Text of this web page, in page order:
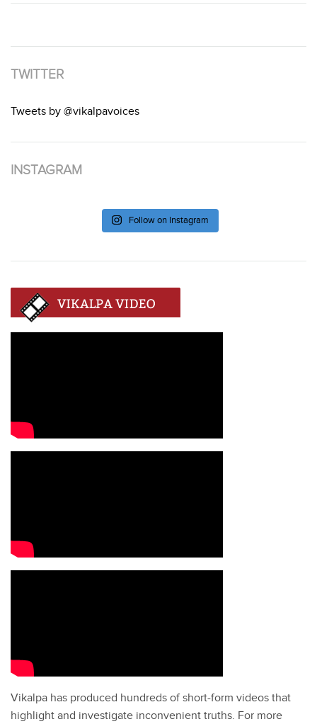
TWITTER
Tweets by @vikalpavoices
INSTAGRAM
Follow on Instagram
Vikalpa has produced hundreds of short-form videos that
highlight and investigate inconvenient truths. For more